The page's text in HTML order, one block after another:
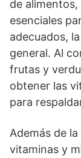
de
esenciales
adecuados,
general. Al
frutas y
obtener las
para
Además de
vitaminas y